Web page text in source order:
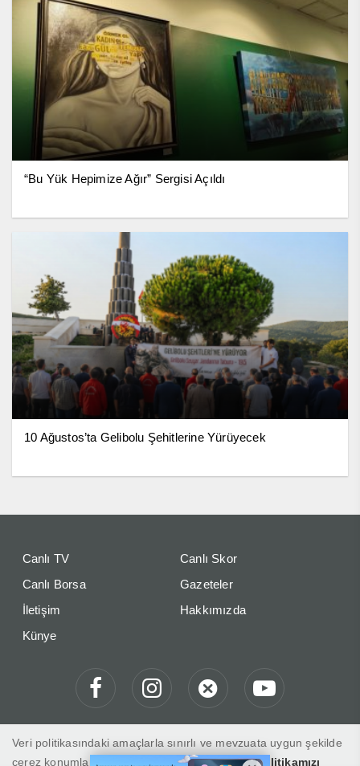
“Bu Yük Hepimize Ağır” Sergisi Açıldı
10 Ağustos’ta Gelibolu Şehitlerine Yürüyecek
Canlı TV
Canlı Skor
Canlı Borsa
Gazeteler
İletişim
Hakkımızda
Künye
Veri politikasındaki amaçlarla sınırlı ve mevzuata uygun şekilde
çerez konumlandırmaktayız. Detaylar içinveri politikamızı